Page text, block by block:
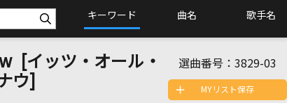
キーワード 曲名 歌手名
[イッツ・オール・
ウ]
選曲番号： 3829-03
MYリスト保存